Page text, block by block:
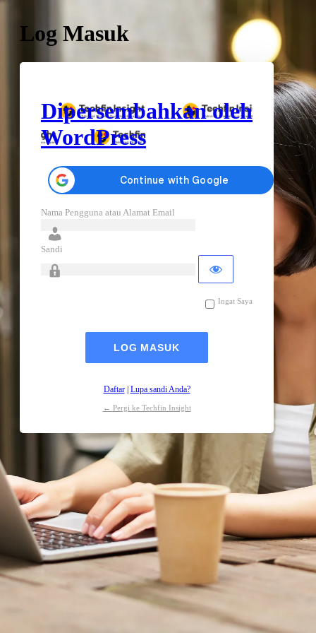
Log Masuk
Dipersembahkan oleh
WordPress
Nama Pengguna atau Alamat Email
Sandi
Ingat Saya
Daftar| Lupa sandi Anda?
← Pergi ke Techfin Insight